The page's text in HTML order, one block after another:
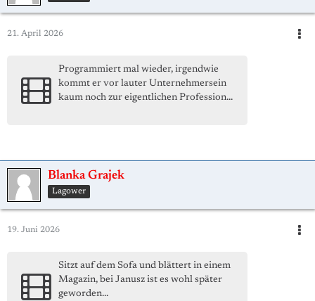
21. April 2026
Programmiert mal wieder, irgendwie
kommt er vor lauter Unternehmersein
kaum noch zur eigentlichen Profession...
Blanka Grajek
Lagower
19. Juni 2026
Sitzt auf dem Sofa und blättert in einem
Magazin, bei Janusz ist es wohl später
geworden...